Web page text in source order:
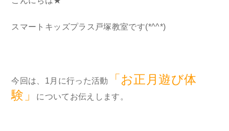
スマートキッズプラス戸塚教室です(*^^*)
今回は、1月に行った活動
「お正月遊び体
験」
についてお伝えします。